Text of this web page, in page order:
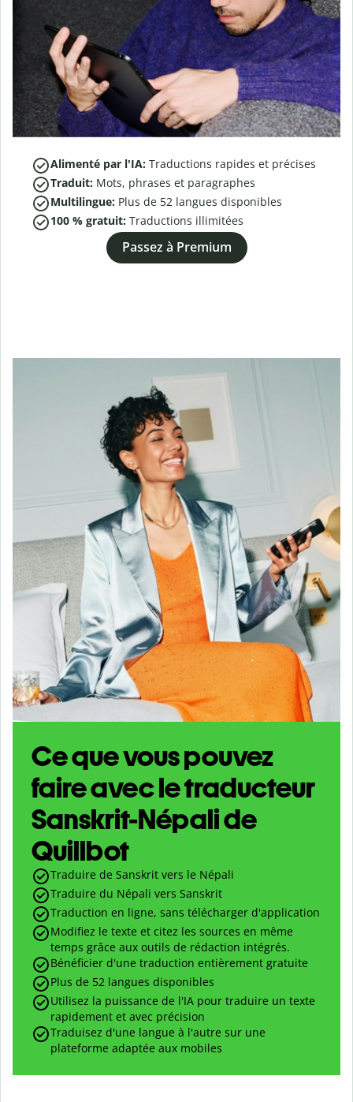
Alimenté par l'IA: Traductions rapides et précises
Traduit: Mots, phrases et paragraphes
Multilingue: Plus de 52 langues disponibles
100 % gratuit: Traductions illimitées
Passez à Premium
Ce que vous pouvez
faire avec le traducteur
Sanskrit-Népali de
Quillbot
Traduire de Sanskrit vers le Népali
Traduire du Népali vers Sanskrit
Traduction en ligne, sans télécharger d'application
Modifiez le texte et citez les sources en même
temps grâce aux outils de rédaction intégrés.
Bénéficier d'une traduction entièrement gratuite
Plus de 52 langues disponibles
Utilisez la puissance de l'IA pour traduire un texte
rapidement et avec précision
Traduisez d'une langue à l'autre sur une
plateforme adaptée aux mobiles